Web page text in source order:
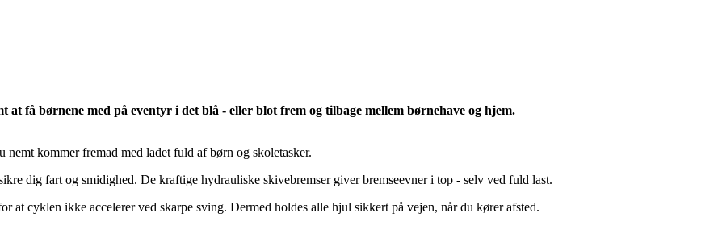
få børnene med på eventyr i det blå - eller blot frem og tilbage mellem børnehave og hjem.
kommer fremad med ladet fuld af børn og skoletasker.
dig fart og smidighed. De kraftige hydrauliske skivebremser giver bremseevner i top - selv ved fuld last.
cyklen ikke accelerer ved skarpe sving. Dermed holdes alle hjul sikkert på vejen, når du kører afsted.